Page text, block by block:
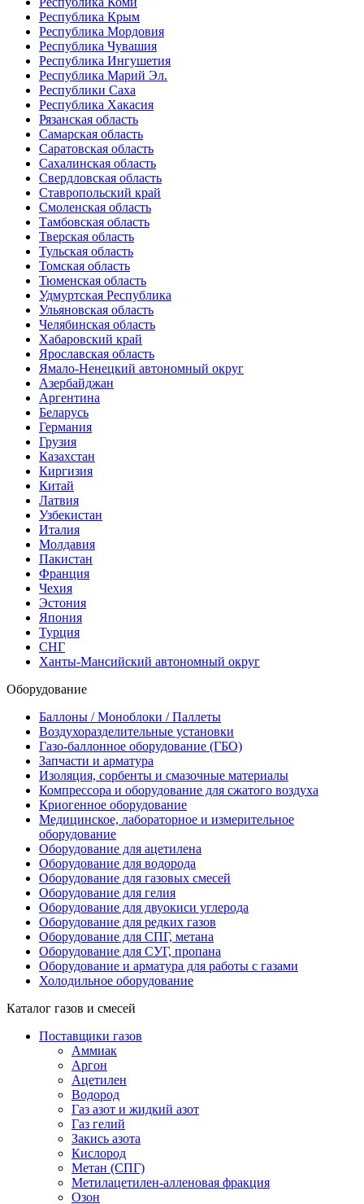
Республика Крым
Республика Мордовия
Республика Чувашия
Республика Ингушетия
Республика Марий Эл.
Республики Саха
Республика Хакасия
Рязанская область
Самарская область
Саратовская область
Сахалинская область
Свердловская область
Ставропольский край
Смоленская область
Тамбовская область
Тверская область
Тульская область
Томская область
Тюменская область
Удмуртская Республика
Ульяновская область
Челябинская область
Хабаровский край
Ярославская область
Ямало-Ненецкий автономный округ
Азербайджан
Аргентина
Беларусь
Германия
Грузия
Казахстан
Киргизия
Китай
Латвия
Узбекистан
Италия
Молдавия
Пакистан
Франция
Чехия
Эстония
Япония
Турция
СНГ
Ханты-Мансийский автономный округ
Оборудование
Баллоны / Моноблоки / Паллеты
Воздухоразделительные установки
Газо-баллонное оборудование (ГБО)
Запчасти и арматура
Изоляция, сорбенты и смазочные материалы
Компрессора и оборудование для сжатого воздуха
Криогенное оборудование
Медицинское, лабораторное и измерительное
оборудование
Оборудование для ацетилена
Оборудование для водорода
Оборудование для газовых смесей
Оборудование для гелия
Оборудование для двуокиси углерода
Оборудование для редких газов
Оборудование для СПГ, метана
Оборудование для СУГ, пропана
Оборудование и арматура для работы с газами
Холодильное оборудование
Каталог газов и смесей
Поставщики газов
Аммиак
Аргон
Ацетилен
Водород
Газ азот и жидкий азот
Газ гелий
Закись азота
Кислород
Метан (СПГ)
Метилацетилен-алленовая фракция
Озон